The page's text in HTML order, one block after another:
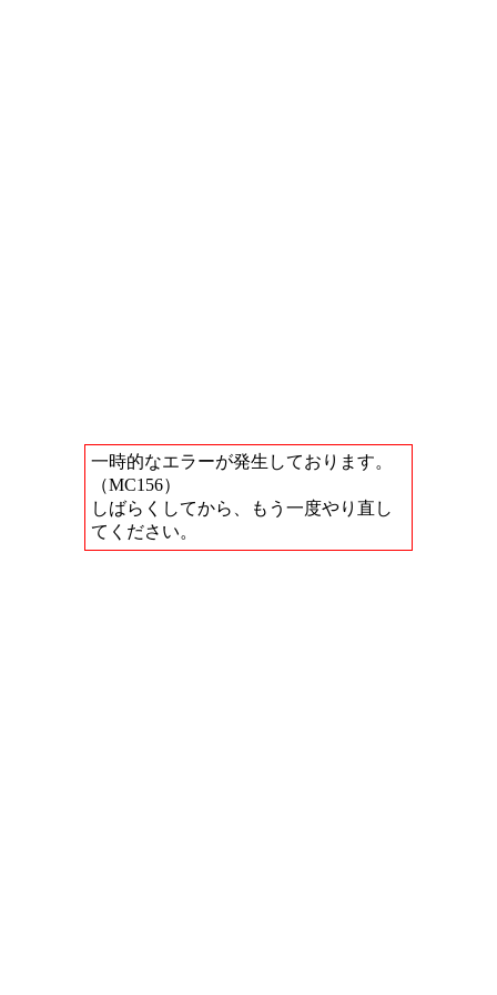
一時的なエラーが発生しております。
（MC156）
しばらくしてから、もう一度やり直し
てください。